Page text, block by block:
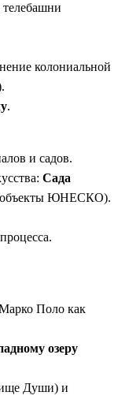
колониальной
.
и садов.
Сада
ЮНЕСКО).
Поло как
озеру
Души) и